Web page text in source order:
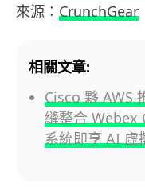
來源： CrunchGear
相關文章:
Cisco 夥 AWS
縫整合 Webex
系統即享 AI 虛